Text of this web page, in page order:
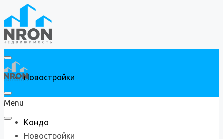
Новостройки
Кондо
Menu
Новостройки